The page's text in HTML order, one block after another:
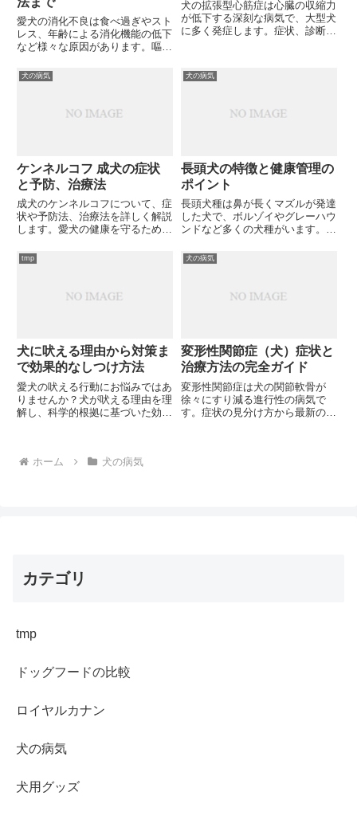
愛犬の消化不良は食べ過ぎやスト
レス、年齢による消化機能の低下
など様々な原因があります。嘔吐
処法、効果的な予防策について詳
しく解説します。健康な腸内環境
でしょうか？
犬の拡張型心筋症は心臓の収縮力
が低下する深刻な病気で、大型犬
に多く発症します。症状、診断方
満載です。
犬の病気
ケンネルコフ 成犬の症状
と予防、治療法
成犬のケンネルコフについて、症
状や予防法、治療法を詳しく解説
します。愛犬の健康を守るため
おくべきことは何でしょうか？
犬の病気
長頭犬の特徴と健康管理の
ポイント
長頭犬種は鼻が長くマズルが発達
した犬で、ボルゾイやグレーハウ
ンドなど多くの犬種がいます。長
方で、独特な体型から注意すべき
健康問題もあります。どのような
tmp
犬に吠える理由から対策ま
で効果的なしつけ方法
愛犬の吠える行動にお悩みではあ
りませんか？犬が吠える理由を理
解し、科学的根拠に基づいた効果
らしを改善できるでしょうか？
犬の病気
変形性関節症（犬）症状と
治療方法の完全ガイド
変形性関節症は犬の関節軟骨が
徐々にすり減る進行性の病気で
す。症状の見分け方から最新の治
ホーム
犬の病気
カテゴリ
tmp
ドッグフードの比較
ロイヤルカナン
犬の病気
犬用グッズ